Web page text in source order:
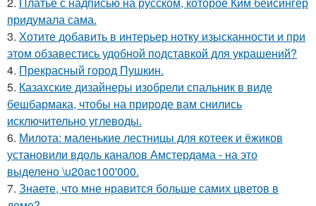
придумала сама.
3. Хотите добавить в интерьер нотку изысканности и при
этом обзавестись удобной подставкой для украшений?
4. Прекрасный город Пушкин.
5. Казахские дизайнеры изобрели спальник в виде
бешбармака, чтобы на природе вам снились
исключительно углеводы.
6. Милота: маленькие лестницы для котеек и ёжиков
установили вдоль каналов Амстердама - на это
выделено \u20ac100'000.
7. Знаете, что мне нравится больше самих цветов в